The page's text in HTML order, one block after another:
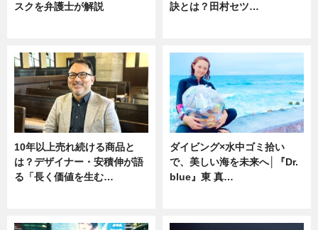
スクを弁護士が解説
訣とは？田村セツ…
10年以上売れ続ける商品と
は？デザイナー・安積伸が語
る「長く価値を生む…
ダイビング×水中ゴミ拾い
で、美しい海を未来へ│『Dr.
blue』東 真…